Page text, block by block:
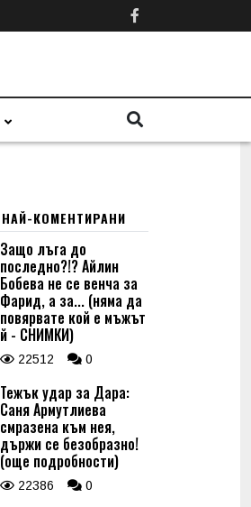
НАЙ-КОМЕНТИРАНИ
Защо лъга до
последно?!? Айлин
Бобева не се венча за
Фарид, а за... (няма да
повярвате кой е мъжът
й - СНИМКИ)
22512 0
Тежък удар за Дара:
Саня Армутлиева
смразена към нея,
държи се безобразно!
(още подробности)
22386 0